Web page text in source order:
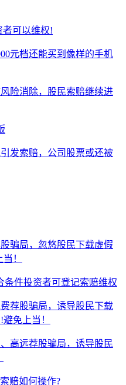
者可以维权!
元档还能买到像样的手机
险消除，股民索赔继续进
发索赔，公司股票或还被
骗局，忽悠股民下载虚假
！
条件投资者可登记索赔维权
荐股骗局，诱导股民下载
免上当！
高远荐股骗局，诱导股民
赔如何操作?